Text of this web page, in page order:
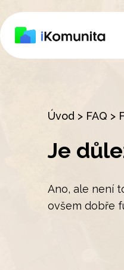
Úvod > FAQ >
Je
Ano, ale není
ovšem dobře